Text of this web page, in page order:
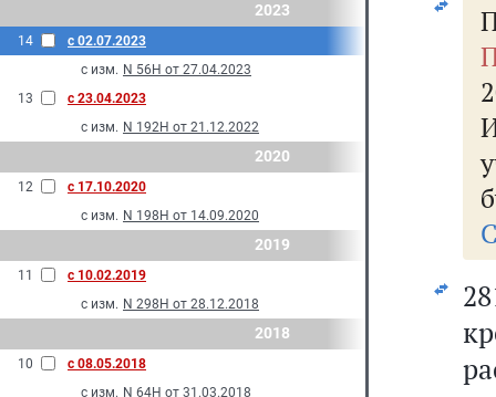
2023
14
с 02.07.2023
с изм. N 56Н от 27.04.2023
13
с 23.04.2023
с изм. N 192Н от 21.12.2022
2020
12
с 17.10.2020
с изм. N 198Н от 14.09.2020
2019
11
с 10.02.2019
с изм. N 298Н от 28.12.2018
2018
10
с 08.05.2018
с изм. N 64Н от 31.03.2018